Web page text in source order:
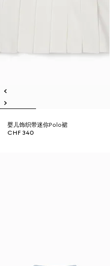
婴儿饰织带迷你Polo裙
CHF 340